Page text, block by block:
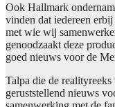
Ook Hallmark
vinden dat iedereen
met wie wij
genoodzaakt deze
goed nieuws voor de
Talpa die de
geruststellend nieuws